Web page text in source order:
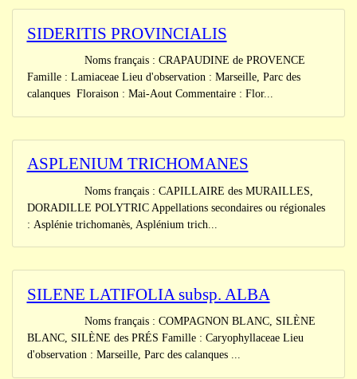
SIDERITIS PROVINCIALIS
Noms français : CRAPAUDINE de PROVENCE
Famille : Lamiaceae Lieu d'observation : Marseille, Parc des
calanques Floraison : Mai-Aout Commentaire : Flor...
ASPLENIUM TRICHOMANES
Noms français : CAPILLAIRE des MURAILLES,
DORADILLE POLYTRIC Appellations secondaires ou régionales
: Asplénie trichomanès, Asplénium trich...
SILENE LATIFOLIA subsp. ALBA
Noms français : COMPAGNON BLANC, SILÈNE
BLANC, SILÈNE des PRÉS Famille : Caryophyllaceae Lieu
d'observation : Marseille, Parc des calanques ...